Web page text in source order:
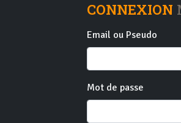
CONNEXION
Email ou Pseudo
Mot de passe